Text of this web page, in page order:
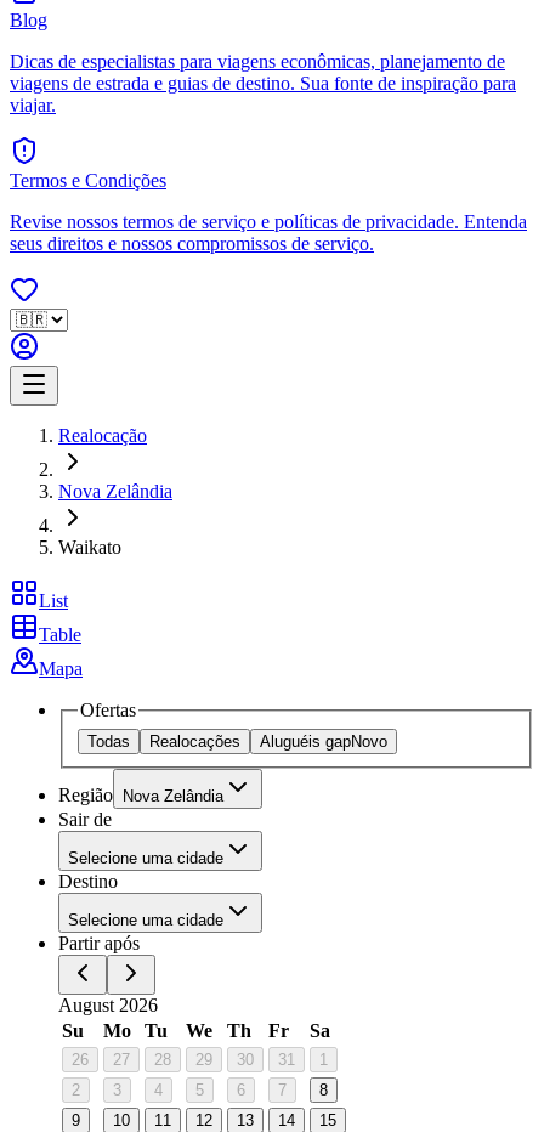
Blog
Dicas de especialistas para viagens econômicas, planejamento de
viagens de estrada e guias de destino. Sua fonte de inspiração para
viajar.
Termos e Condições
Revise nossos termos de serviço e políticas de privacidade. Entenda
seus direitos e nossos compromissos de serviço.
Realocação
Nova Zelândia
Waikato
List
Table
Mapa
Ofertas
Todas Realocações Aluguéis gapNovo
Região Nova Zelândia
Sair de
Selecione uma cidade
Destino
Selecione uma cidade
Partir após
August 2026
Su
Mo Tu We Th Fr Sa
26 27 28 29 30 31
1
2
3 4 5 6 7
8
9
10 11 12 13 14
15